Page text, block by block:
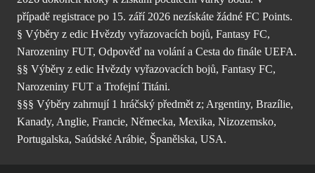
případě registrace po 15. září 2026 nezískáte žádné FC Points.
§ Výběry z edic Hvězdy vyřazovacích bojů, Fantasy FC,
Narozeniny FUT, Odpověď na volání a Cesta do finále UEFA.
§§ Výběry z edic Hvězdy vyřazovacích bojů, Fantasy FC,
Narozeniny FUT a Trofejní Titáni.
§§§ Výběry zahrnují 1 hráčský předmět z; Argentiny, Brazílie,
Kanady, Anglie, Francie, Německa, Mexika, Nizozemsko,
Portugalska, Saúdské Arábie, Španělska, USA.